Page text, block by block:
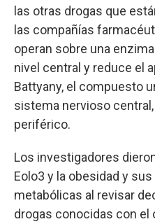
las otras drogas que
las compañías
operan sobre una
nivel central y reduce el
Battyany, el compuesto
sistema nervioso
periférico.
Los investigadores
Eolo3 y la obesidad y
metabólicas al revisar
drogas conocidas con el